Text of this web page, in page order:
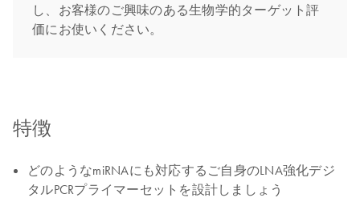
し、お客様のご興味のある生物学的ターゲット評
価にお使いください。
特徴
どのようなmiRNAにも対応するご自身のLNA強化デジ
タルPCRプライマーセットを設計しましょう